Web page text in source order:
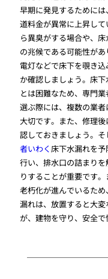
早期に発見するために
道料金が異常に上昇し
ら異臭がする場合や、
の兆候である可能性が
電灯などで床下を覗き
か確認しましょう。床
とは困難なため、専門
選ぶ際には、複数の業
大切です。また、修理
認しておきましょう。
者いわく床下水漏れを
行い、排水口の詰まり
りすることが重要です
老朽化が進んでいるた
漏れは、放置すると大
が、建物を守り、安全で